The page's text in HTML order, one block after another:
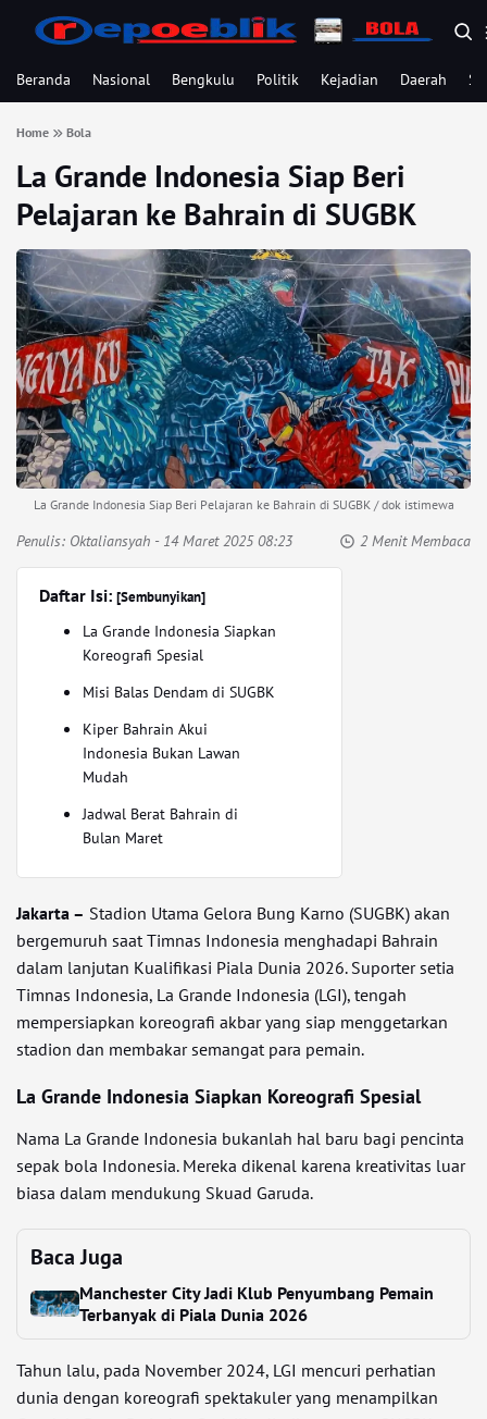
Beranda Nasional Bengkulu Politik Kejadian Daerah
Home Bola
La Grande Indonesia Siap Beri
Pelajaran ke Bahrain di SUGBK
La Grande Indonesia Siap Beri Pelajaran ke Bahrain di SUGBK / dok istimewa
Penulis: Oktaliansyah - 14 Maret 2025 08:23 2 Menit Membaca
Daftar Isi: [Sembunyikan]
La Grande Indonesia Siapkan
Koreografi Spesial
Misi Balas Dendam di SUGBK
Kiper Bahrain Akui
Indonesia Bukan Lawan
Mudah
Jadwal Berat Bahrain di
Bulan Maret
Jakarta – Stadion Utama Gelora Bung Karno (SUGBK) akan
bergemuruh saat Timnas Indonesia menghadapi Bahrain
dalam lanjutan Kualifikasi Piala Dunia 2026. Suporter setia
Timnas Indonesia, La Grande Indonesia (LGI), tengah
mempersiapkan koreografi akbar yang siap menggetarkan
stadion dan membakar semangat para pemain.
La Grande Indonesia Siapkan Koreografi Spesial
Nama La Grande Indonesia bukanlah hal baru bagi pencinta
sepak bola Indonesia. Mereka dikenal karena kreativitas luar
biasa dalam mendukung Skuad Garuda.
Baca Juga
Manchester City Jadi Klub Penyumbang Pemain
Terbanyak di Piala Dunia 2026
Tahun lalu, pada November 2024, LGI mencuri perhatian
dunia dengan koreografi spektakuler yang menampilkan